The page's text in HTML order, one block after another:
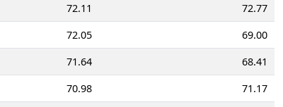
72.11
72.77
72.05
69.00
71.64
68.41
70.98
71.17